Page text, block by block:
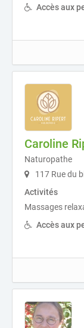
Accès aux
Caroline
Naturopathe
117 Rue du
Activités
Massages
Accès aux